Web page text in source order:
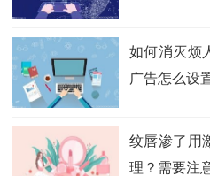
如何消灭烦
广告怎么设
纹唇渗了用
理？需要注